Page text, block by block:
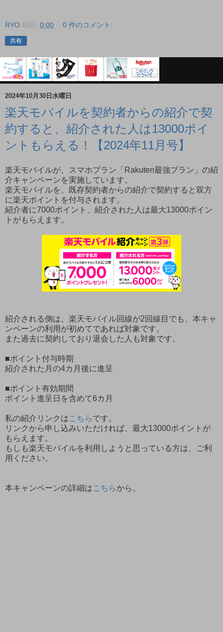
RYO 時刻: 0:00 0 件のコメント:
共有
2024年10月30日水曜日
楽天モバイルを契約者からの紹介で契
約すると、紹介された人は13000ポイ
ントもらえる！【2024年11月号】
楽天モバイルが、スマホプラン「Rakuten最強プラン」の紹
介キャンペーンを実施しています。
楽天モバイルを、既存契約者からの紹介で契約すると双方
に楽天ポイントを付与されます。
紹介者に7000ポイント、紹介された人は最大13000ポイン
トがもらえます。
紹介される側は、楽天モバイル回線が2回線目でも、本キャ
ンペーンの利用が初めてであれば対象です。
また過去に契約しており退会した人も対象です。
■ポイント付与時期
紹介された月の4カ月後に進呈
■ポイント有効期間
ポイント進呈日を含めて6カ月
私の紹介リンクはこちらです。
リンクから申し込みいただければ、最大13000ポイントが
もらえます。
もしも楽天モバイルを利用しようと思っている方は、ご利
用ください。
本キャンペーンの詳細はこちらから。